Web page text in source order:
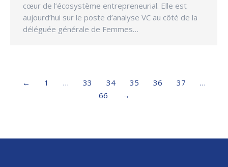
cœur de l’écosystème entrepreneurial. Elle est
aujourd’hui sur le poste d’analyse VC au côté de la
déléguée générale de Femmes…
← 1 … 33 34 35 36 37
…
66
→